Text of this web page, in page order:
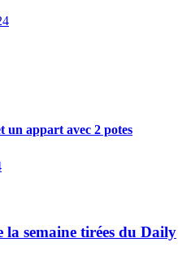
un appart avec 2 potes
la semaine tirées du Daily